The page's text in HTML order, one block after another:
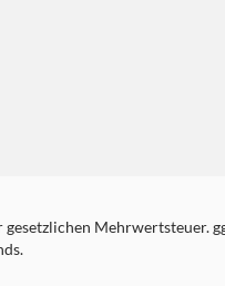
Mehrwertsteuer.